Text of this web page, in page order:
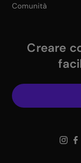
Comunità
Creare
$ $